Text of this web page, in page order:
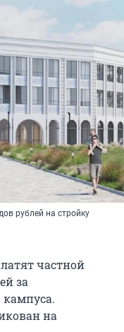
рублей на стройку
частной
за
кампуса.
на